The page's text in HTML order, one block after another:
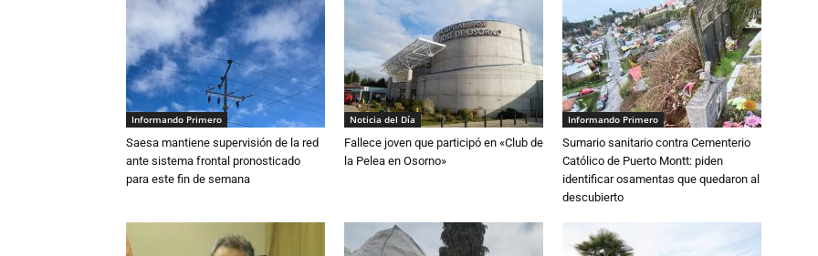
Informando Primero
Saesa mantiene supervisión de la red
ante sistema frontal pronosticado
para este fin de semana
Noticia del Día
Fallece joven que participó en «Club de
la Pelea en Osorno»
Informando Primero
Sumario sanitario contra Cementerio
Católico de Puerto Montt: piden
identificar osamentas que quedaron al
descubierto